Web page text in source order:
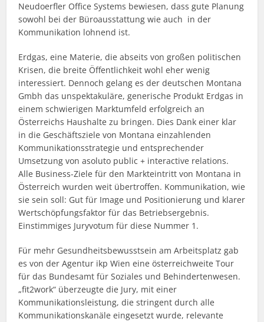
Neudoerfler Office Systems bewiesen, dass gute Planung
sowohl bei der Büroausstattung wie auch in der
Kommunikation lohnend ist.
Erdgas, eine Materie, die abseits von großen politischen
Krisen, die breite Öffentlichkeit wohl eher wenig
interessiert. Dennoch gelang es der deutschen Montana
Gmbh das unspektakuläre, generische Produkt Erdgas in
einem schwierigen Marktumfeld erfolgreich an
Österreichs Haushalte zu bringen. Dies Dank einer klar
in die Geschäftsziele von Montana einzahlenden
Kommunikationsstrategie und entsprechender
Umsetzung von asoluto public + interactive relations.
Alle Business-Ziele für den Markteintritt von Montana in
Österreich wurden weit übertroffen. Kommunikation, wie
sie sein soll: Gut für Image und Positionierung und klarer
Wertschöpfungsfaktor für das Betriebsergebnis.
Einstimmiges Juryvotum für diese Nummer 1.
Für mehr Gesundheitsbewusstsein am Arbeitsplatz gab
es von der Agentur ikp Wien eine österreichweite Tour
für das Bundesamt für Soziales und Behindertenwesen.
„fit2work“ überzeugte die Jury, mit einer
Kommunikationsleistung, die stringent durch alle
Kommunikationskanäle eingesetzt wurde, relevante